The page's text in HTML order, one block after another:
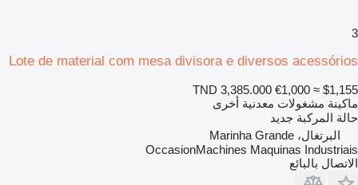
3
Lote de material com mesa divisora ​​​​e diversos acessórios
TND 3,385.000 €1,000 ≈ $1,155
ماكينة مشغولات معدنية أخرى
حالة المركبة جديد
البرتغال، Marinha Grande
OccasionMachines Maquinas Industriais
الاتصال بالبائع